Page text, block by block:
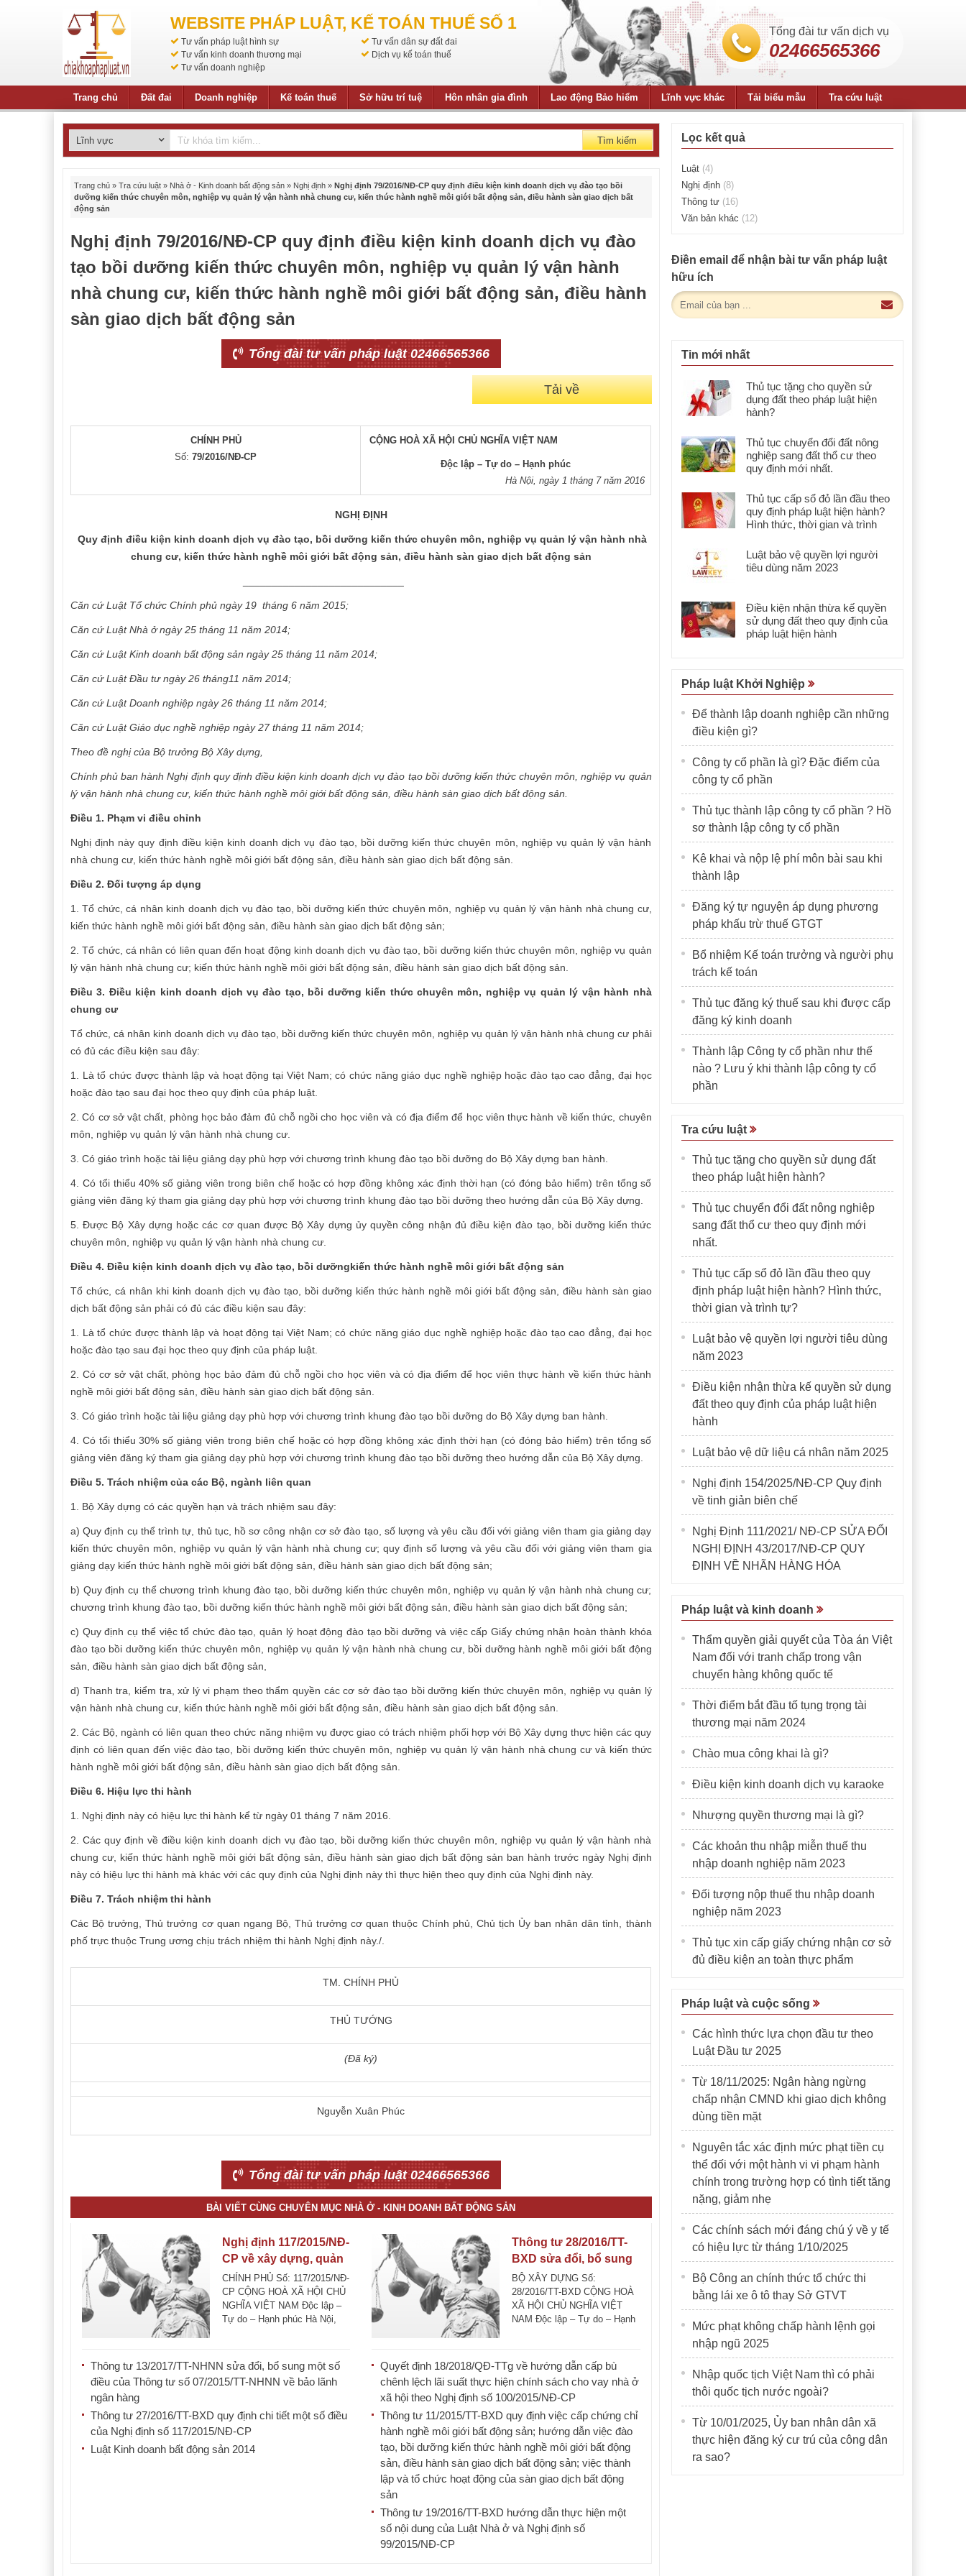
WEBSITE PHÁP LUẬT, KẾ TOÁN THUẾ SỐ 1
Tư vấn pháp luật hình sự
Tư vấn dân sự đất đai
Tư vấn kinh doanh thương mại
Dịch vụ kế toán thuế
Tư vấn doanh nghiệp
Tổng đài tư vấn dịch vụ
02466565366
Trang chủ Đất đai Doanh nghiệp Kế toán thuế Sở hữu trí tuệ Hôn nhân gia đình Lao động Bảo hiểm Lĩnh vực khác Tải biểu mẫu Tra cứu luật
Tìm kiếm
Trang chủ » Tra cứu luật » Nhà ở - Kinh doanh bất động sản » Nghị định » Nghị định 79/2016/NĐ-CP quy định điều kiện kinh doanh dịch vụ đào tạo bồi
dưỡng kiến thức chuyên môn, nghiệp vụ quản lý vận hành nhà chung cư, kiến thức hành nghề môi giới bất động sản, điều hành sàn giao dịch bất
động sản
Nghị định 79/2016/NĐ-CP quy định điều kiện kinh doanh dịch vụ đào
tạo bồi dưỡng kiến thức chuyên môn, nghiệp vụ quản lý vận hành
nhà chung cư, kiến thức hành nghề môi giới bất động sản, điều hành
sàn giao dịch bất động sản
Tổng đài tư vấn pháp luật 02466565366
Tải về
CHÍNH PHỦ
Số:79/2016/NĐ-CP
CỘNG HOÀ XÃ HỘI CHỦ NGHĨA VIỆT NAM
Độc lập – Tự do – Hạnh phúc
Hà Nội, ngày 1 tháng 7 năm 2016
NGHỊ ĐỊNH
Quy định điều kiện kinh doanh dịch vụ đào tạo, bồi dưỡng kiến thức chuyên môn, nghiệp vụ quản lý vận hành nhà
chung cư, kiến thức hành nghề môi giới bất động sản, điều hành sàn giao dịch bất động sản
Căn cứ Luật Tổ chức Chính phủ ngày 19 tháng 6 năm 2015;
Căn cứ Luật Nhà ở ngày 25 tháng 11 năm 2014;
Căn cứ Luật Kinh doanh bất động sản ngày 25 tháng 11 năm 2014;
Căn cứ Luật Đầu tư ngày 26 tháng11 năm 2014;
Căn cứ Luật Doanh nghiệp ngày 26 tháng 11 năm 2014;
Căn cứ Luật Giáo dục nghề nghiệp ngày 27 tháng 11 năm 2014;
Theo đề nghị của Bộ trưởng Bộ Xây dựng,
Chính phủ ban hành Nghị định quy định điều kiện kinh doanh dịch vụ đào tạo bồi dưỡng kiến thức chuyên môn, nghiệp vụ quản
lý vận hành nhà chung cư, kiến thức hành nghề môi giới bất động sản, điều hành sàn giao dịch bất động sản.
Điều 1. Phạm vi điều chỉnh
Nghị định này quy định điều kiện kinh doanh dịch vụ đào tạo, bồi dưỡng kiến thức chuyên môn, nghiệp vụ quản lý vận hành
nhà chung cư, kiến thức hành nghề môi giới bất động sản, điều hành sàn giao dịch bất động sản.
Điều 2. Đối tượng áp dụng
1. Tổ chức, cá nhân kinh doanh dịch vụ đào tạo, bồi dưỡng kiến thức chuyên môn, nghiệp vụ quản lý vận hành nhà chung cư,
kiến thức hành nghề môi giới bất động sản, điều hành sàn giao dịch bất động sản;
2. Tổ chức, cá nhân có liên quan đến hoạt động kinh doanh dịch vụ đào tạo, bồi dưỡng kiến thức chuyên môn, nghiệp vụ quản
lý vận hành nhà chung cư; kiến thức hành nghề môi giới bất động sản, điều hành sàn giao dịch bất động sản.
Điều 3. Điều kiện kinh doanh dịch vụ đào tạo, bồi dưỡng kiến thức chuyên môn, nghiệp vụ quản lý vận hành nhà
chung cư
Tổ chức, cá nhân kinh doanh dịch vụ đào tạo, bồi dưỡng kiến thức chuyên môn, nghiệp vụ quản lý vận hành nhà chung cư phải
có đủ các điều kiện sau đây:
1. Là tổ chức được thành lập và hoạt động tại Việt Nam; có chức năng giáo dục nghề nghiệp hoặc đào tạo cao đẳng, đại học
hoặc đào tạo sau đại học theo quy định của pháp luật.
2. Có cơ sở vật chất, phòng học bảo đảm đủ chỗ ngồi cho học viên và có địa điểm để học viên thực hành về kiến thức, chuyên
môn, nghiệp vụ quản lý vận hành nhà chung cư.
3. Có giáo trình hoặc tài liệu giảng dạy phù hợp với chương trình khung đào tạo bồi dưỡng do Bộ Xây dựng ban hành.
4. Có tổi thiểu 40% số giảng viên trong biên chế hoặc có hợp đồng không xác định thời hạn (có đóng bảo hiểm) trên tổng số
giảng viên đăng ký tham gia giảng dạy phù hợp với chương trình khung đào tạo bồi dưỡng theo hướng dẫn của Bộ Xây dựng.
5. Được Bộ Xây dựng hoặc các cơ quan được Bộ Xây dựng ủy quyền công nhận đủ điều kiện đào tạo, bồi dưỡng kiến thức
chuyên môn, nghiệp vụ quản lý vận hành nhà chung cư.
Điều 4. Điều kiện kinh doanh dịch vụ đào tạo, bồi dưỡngkiến thức hành nghề môi giới bất động sản
Tổ chức, cá nhân khi kinh doanh dịch vụ đào tạo, bồi dưỡng kiến thức hành nghề môi giới bất động sản, điều hành sàn giao
dịch bất động sản phải có đủ các điều kiện sau đây:
1. Là tổ chức được thành lập và hoạt động tại Việt Nam; có chức năng giáo dục nghề nghiệp hoặc đào tạo cao đẳng, đại học
hoặc đào tạo sau đại học theo quy định của pháp luật.
2. Có cơ sở vật chất, phòng học bảo đảm đủ chỗ ngồi cho học viên và có địa điểm để học viên thực hành về kiến thức hành
nghề môi giới bất động sản, điều hành sàn giao dịch bất động sản.
3. Có giáo trình hoặc tài liệu giảng dạy phù hợp với chương trình khung đào tạo bồi dưỡng do Bộ Xây dựng ban hành.
4. Có tổi thiểu 30% số giảng viên trong biên chế hoặc có hợp đồng không xác định thời hạn (có đóng bảo hiểm) trên tổng số
giảng viên đăng ký tham gia giảng dạy phù hợp với chương trình khung đào tạo bồi dưỡng theo hướng dẫn của Bộ Xây dựng.
Điều 5. Trách nhiệm của các Bộ, ngành liên quan
1. Bộ Xây dựng có các quyền hạn và trách nhiệm sau đây:
a) Quy định cụ thể trình tự, thủ tục, hồ sơ công nhận cơ sở đào tạo, số lượng và yêu cầu đối với giảng viên tham gia giảng dạy
kiến thức chuyên môn, nghiệp vụ quản lý vận hành nhà chung cư; quy định số lượng và yêu cầu đối với giảng viên tham gia
giảng dạy kiến thức hành nghề môi giới bất động sản, điều hành sàn giao dịch bất động sản;
b) Quy định cụ thể chương trình khung đào tạo, bồi dưỡng kiến thức chuyên môn, nghiệp vụ quản lý vận hành nhà chung cư;
chương trình khung đào tạo, bồi dưỡng kiến thức hành nghề môi giới bất động sản, điều hành sàn giao dịch bất động sản;
c) Quy định cụ thể việc tổ chức đào tạo, quản lý hoạt động đào tạo bồi dưỡng và việc cấp Giấy chứng nhận hoàn thành khóa
đào tạo bồi dưỡng kiến thức chuyên môn, nghiệp vụ quản lý vận hành nhà chung cư, bồi dưỡng hành nghề môi giới bất động
sản, điều hành sàn giao dịch bất động sản,
d) Thanh tra, kiểm tra, xử lý vi phạm theo thẩm quyền các cơ sở đào tạo bồi dưỡng kiến thức chuyên môn, nghiệp vụ quản lý
vận hành nhà chung cư, kiến thức hành nghề môi giới bất động sản, điều hành sàn giao dịch bất động sản.
2. Các Bộ, ngành có liên quan theo chức năng nhiệm vụ được giao có trách nhiệm phối hợp với Bộ Xây dựng thực hiện các quy
định có liên quan đến việc đào tạo, bồi dưỡng kiến thức chuyên môn, nghiệp vụ quản lý vận hành nhà chung cư và kiến thức
hành nghề môi giới bất động sản, điều hành sàn giao dịch bất động sản.
Điều 6. Hiệu lực thi hành
1. Nghị định này có hiệu lực thi hành kể từ ngày 01 tháng 7 năm 2016.
2. Các quy định về điều kiện kinh doanh dịch vụ đào tạo, bồi dưỡng kiến thức chuyên môn, nghiệp vụ quản lý vận hành nhà
chung cư, kiến thức hành nghề môi giới bất động sản, điều hành sàn giao dịch bất động sản ban hành trước ngày Nghị định
này có hiệu lực thi hành mà khác với các quy định của Nghị định này thì thực hiện theo quy định của Nghị định này.
Điều 7. Trách nhiệm thi hành
Các Bộ trưởng, Thủ trưởng cơ quan ngang Bộ, Thủ trưởng cơ quan thuộc Chính phủ, Chủ tịch Ủy ban nhân dân tỉnh, thành
phố trực thuộc Trung ương chịu trách nhiệm thi hành Nghị định này./.
TM. CHÍNH PHỦ
THỦ TƯỚNG
(Đã ký)
Nguyễn Xuân Phúc
Tổng đài tư vấn pháp luật 02466565366
BÀI VIẾT CÙNG CHUYÊN MỤC NHÀ Ở - KINH DOANH BẤT ĐỘNG SẢN
Nghị định 117/2015/NĐ-
CP về xây dựng, quản
lý và sử dụng hệ thống
thông tin về nhà ở và
thị trường bất động
sản
CHÍNH PHỦ Số: 117/2015/NĐ-
CP CỘNG HOÀ XÃ HỘI CHỦ
NGHĨA VIỆT NAM Độc lập –
Tự do – Hạnh phúc Hà Nội,
Thông tư 13/2017/TT-NHNN sửa đổi, bổ sung một số
điều của Thông tư số 07/2015/TT-NHNN về bảo lãnh
ngân hàng
Thông tư 27/2016/TT-BXD quy định chi tiết một số điều
của Nghị định số 117/2015/NĐ-CP
Luật Kinh doanh bất động sản 2014
Thông tư 28/2016/TT-
BXD sửa đổi, bổ sung
một số quy định
của Thông tư số
10/2015/TT-BXD
BỘ XÂY DỰNG Số:
28/2016/TT-BXD CỘNG HOÀ
XÃ HỘI CHỦ NGHĨA VIỆT
NAM Độc lập – Tự do – Hạnh
Quyết định 18/2018/QĐ-TTg về hướng dẫn cấp bù
chênh lệch lãi suất thực hiện chính sách cho vay nhà ở
xã hội theo Nghị định số 100/2015/NĐ-CP
Thông tư 11/2015/TT-BXD quy định việc cấp chứng chỉ
hành nghề môi giới bất động sản; hướng dẫn việc đào
tạo, bồi dưỡng kiến thức hành nghề môi giới bất động
sản, điều hành sàn giao dịch bất động sản; việc thành
lập và tổ chức hoạt động của sàn giao dịch bất động
sản
Thông tư 19/2016/TT-BXD hướng dẫn thực hiện một
số nội dung của Luật Nhà ở và Nghị định số
99/2015/NĐ-CP
Lọc kết quả
Luật (4)
Nghị định (8)
Thông tư (16)
Văn bản khác (12)
Điền email để nhận bài tư vấn pháp luật
hữu ích
Tin mới nhất
Thủ tục tặng cho quyền sử
dụng đất theo pháp luật hiện
hành?
Thủ tục chuyển đổi đất nông
nghiệp sang đất thổ cư theo
quy định mới nhất.
Thủ tục cấp sổ đỏ lần đầu theo
quy định pháp luật hiện hành?
Hình thức, thời gian và trình
Luật bảo vệ quyền lợi người
tiêu dùng năm 2023
Điều kiện nhận thừa kế quyền
sử dụng đất theo quy định của
pháp luật hiện hành
Pháp luật Khởi Nghiệp
Để thành lập doanh nghiệp cần những
điều kiện gì?
Công ty cổ phần là gì? Đặc điểm của
công ty cổ phần
Thủ tục thành lập công ty cổ phần ? Hồ
sơ thành lập công ty cổ phần
Kê khai và nộp lệ phí môn bài sau khi
thành lập
Đăng ký tự nguyện áp dụng phương
pháp khấu trừ thuế GTGT
Bổ nhiệm Kế toán trưởng và người phụ
trách kế toán
Thủ tục đăng ký thuế sau khi được cấp
đăng ký kinh doanh
Thành lập Công ty cổ phần như thế
nào ? Lưu ý khi thành lập công ty cổ
phần
Tra cứu luật
Thủ tục tặng cho quyền sử dụng đất
theo pháp luật hiện hành?
Thủ tục chuyển đổi đất nông nghiệp
sang đất thổ cư theo quy định mới
nhất.
Thủ tục cấp sổ đỏ lần đầu theo quy
định pháp luật hiện hành? Hình thức,
thời gian và trình tự?
Luật bảo vệ quyền lợi người tiêu dùng
năm 2023
Điều kiện nhận thừa kế quyền sử dụng
đất theo quy định của pháp luật hiện
hành
Luật bảo vệ dữ liệu cá nhân năm 2025
Nghị định 154/2025/NĐ-CP Quy định
về tinh giản biên chế
Nghị Định 111/2021/ NĐ-CP SỬA ĐỔI
NGHỊ ĐỊNH 43/2017/NĐ-CP QUY
ĐỊNH VỀ NHÃN HÀNG HÓA
Pháp luật và kinh doanh
Thẩm quyền giải quyết của Tòa án Việt
Nam đối với tranh chấp trong vận
chuyển hàng không quốc tế
Thời điểm bắt đầu tố tụng trọng tài
thương mại năm 2024
Chào mua công khai là gì?
Điều kiện kinh doanh dịch vụ karaoke
Nhượng quyền thương mại là gì?
Các khoản thu nhập miễn thuế thu
nhập doanh nghiệp năm 2023
Đối tượng nộp thuế thu nhập doanh
nghiệp năm 2023
Thủ tục xin cấp giấy chứng nhận cơ sở
đủ điều kiện an toàn thực phẩm
Pháp luật và cuộc sống
Các hình thức lựa chọn đầu tư theo
Luật Đầu tư 2025
Từ 18/11/2025: Ngân hàng ngừng
chấp nhận CMND khi giao dịch không
dùng tiền mặt
Nguyên tắc xác định mức phạt tiền cụ
thể đối với một hành vi vi phạm hành
chính trong trường hợp có tình tiết tăng
nặng, giảm nhẹ
Các chính sách mới đáng chú ý về y tế
có hiệu lực từ tháng 1/10/2025
Bộ Công an chính thức tổ chức thi
bằng lái xe ô tô thay Sở GTVT
Mức phạt không chấp hành lệnh gọi
nhập ngũ 2025
Nhập quốc tịch Việt Nam thì có phải
thôi quốc tịch nước ngoài?
Từ 10/01/2025, Ủy ban nhân dân xã
thực hiện đăng ký cư trú của công dân
ra sao?